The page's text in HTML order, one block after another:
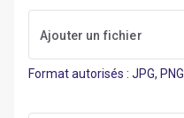
Format autorisés : JPG, PNG